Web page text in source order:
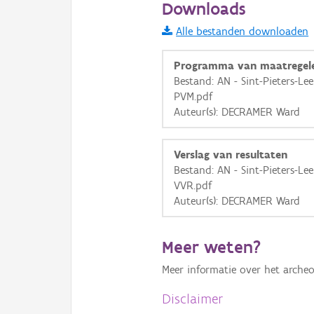
Informatie Vlaanderen
i
+
Basis Lagen
Ortho
GRB-Basiskaart in
Downloads
Alle bestanden downloaden
Programma van
Bestand: AN - Sint-Pieters-
PVM.pdf
Auteur(s): DECRAMER Ward
Verslag van resultaten
Bestand: AN - Sint-Pieters-
VVR.pdf
Auteur(s): DECRAMER Ward
Meer weten?
Meer informatie over het
Disclaimer